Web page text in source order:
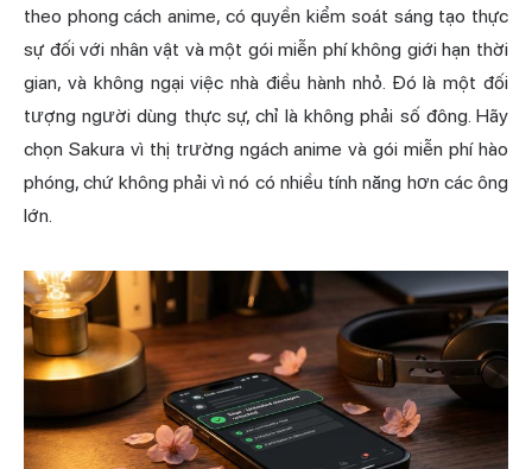
theo phong cách anime, có quyền kiểm soát sáng tạo thực
sự đối với nhân vật và một gói miễn phí không giới hạn thời
gian, và không ngại việc nhà điều hành nhỏ. Đó là một đối
tượng người dùng thực sự, chỉ là không phải số đông. Hãy
chọn Sakura vì thị trường ngách anime và gói miễn phí hào
phóng, chứ không phải vì nó có nhiều tính năng hơn các ông
lớn.